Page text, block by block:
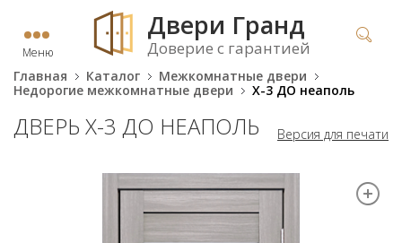
Меню
Двери Гранд
Доверие с гарантией
Главная Каталог
Межкомнатные двери
Недорогие межкомнатные двери
X-3 ДО неаполь
Версия для печати
ДВЕРЬ X-3 ДО НЕАПОЛЬ